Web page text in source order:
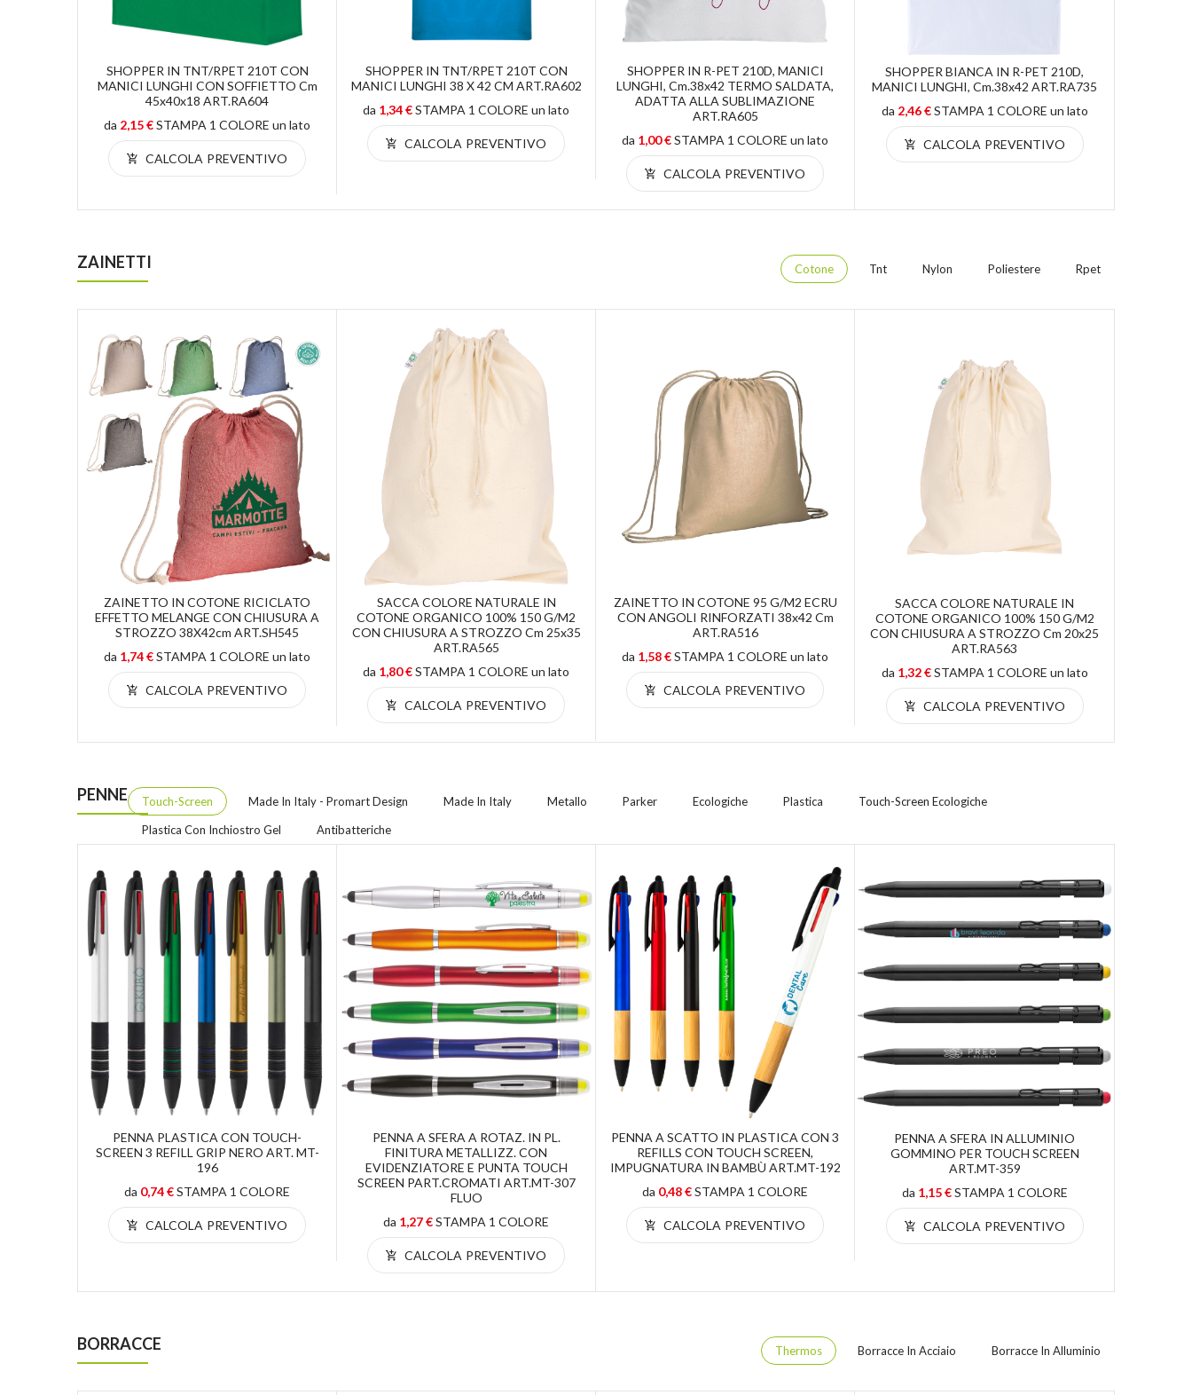
SHOPPER IN TNT/RPET 210T CON
MANICI LUNGHI CON SOFFIETTO Cm
45x40x18 ART.RA604
da 2,15 €STAMPA 1 COLORE un lato
CALCOLA PREVENTIVO
SHOPPER IN TNT/RPET 210T CON
MANICI LUNGHI 38 X 42 CM ART.RA602
da 1,34 €STAMPA 1 COLORE un lato
CALCOLA PREVENTIVO
SHOPPER IN R-PET 210D, MANICI
LUNGHI, Cm.38x42 TERMO SALDATA,
ADATTA ALLA SUBLIMAZIONE
ART.RA605
da 1,00 €STAMPA 1 COLORE un lato
CALCOLA PREVENTIVO
SHOPPER BIANCA IN R-PET 210D,
MANICI LUNGHI, Cm.38x42 ART.RA735
da 2,46 €STAMPA 1 COLORE un lato
CALCOLA PREVENTIVO
ZAINETTI Cotone Tnt Nylon Poliestere Rpet
ZAINETTO IN COTONE RICICLATO
EFFETTO MELANGE CON CHIUSURA A
STROZZO 38X42cm ART.SH545
da 1,74 €STAMPA 1 COLORE un lato
CALCOLA PREVENTIVO
SACCA COLORE NATURALE IN
COTONE ORGANICO 100% 150 G/m2
CON CHIUSURA A STROZZO Cm 25x35
ART.RA565
da 1,80 €STAMPA 1 COLORE un lato
CALCOLA PREVENTIVO
ZAINETTO IN COTONE 95 G/m2 ECRU
CON ANGOLI RINFORZATI 38x42 Cm
ART.RA516
da 1,58 €STAMPA 1 COLORE un lato
CALCOLA PREVENTIVO
SACCA COLORE NATURALE IN
COTONE ORGANICO 100% 150 G/m2
CON CHIUSURA A STROZZO Cm 20x25
ART.RA563
da 1,32 €STAMPA 1 COLORE un lato
CALCOLA PREVENTIVO
PENNE Touch-Screen Made In Italy - Promart Design Made In Italy Metallo Parker Ecologiche Plastica
Touch-Screen Ecologiche
Plastica Con Inchiostro Gel
Antibatteriche
PENNA PLASTICA CON TOUCH-
SCREEN 3 REFILL GRIP NERO ART. MT-
196
da 0,74 €STAMPA 1 COLORE
CALCOLA PREVENTIVO
PENNA A SFERA A ROTAZ. IN PL.
FINITURA METALLIZZ. CON
EVIDENZIATORE E PUNTA TOUCH
SCREEN PART.CROMATI ART.MT-307
FLUO
da 1,27 €STAMPA 1 COLORE
CALCOLA PREVENTIVO
PENNA A SCATTO IN PLASTICA CON 3
REFILLS CON TOUCH SCREEN,
IMPUGNATURA IN BAMBÙ ART.MT-192
da 0,48 €STAMPA 1 COLORE
CALCOLA PREVENTIVO
PENNA A SFERA IN ALLUMINIO
GOMMINO PER TOUCH SCREEN
ART.MT-359
da 1,15 €STAMPA 1 COLORE
CALCOLA PREVENTIVO
BORRACCE Thermos Borracce In Acciaio Borracce In Alluminio